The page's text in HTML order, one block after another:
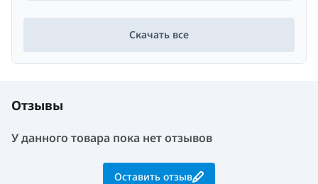
Скачать все
Отзывы
У данного товара пока нет отзывов
Оставить отзыв